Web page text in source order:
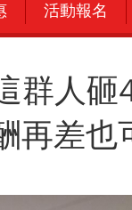
活動報名
群人砸
再差也